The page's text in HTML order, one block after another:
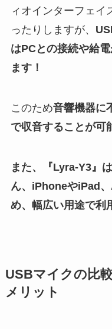
ィオインターフェイ
ったりしますが、
はPCとの接続や給
ます！
このため音響機器に
で収音することが可
また、『Lyra-Y3』
ん、iPhoneやiPad
め、幅広い用途で利
USBマイクの比
メリット